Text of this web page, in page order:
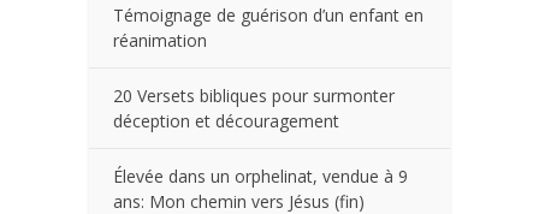
Témoignage de guérison d’un enfant en
réanimation
20 Versets bibliques pour surmonter
déception et découragement
Élevée dans un orphelinat, vendue à 9
ans: Mon chemin vers Jésus (fin)